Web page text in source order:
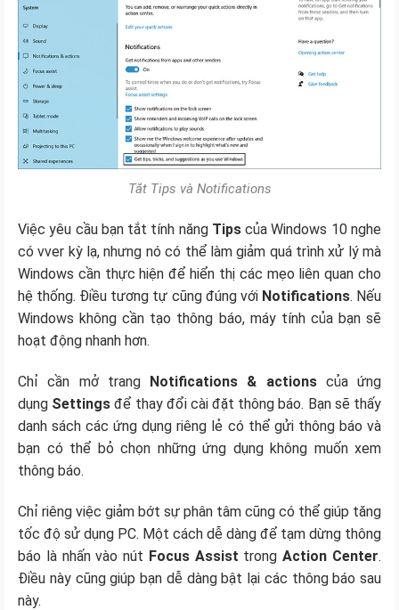
Tắt Tips và Notifications
Việc yêu cầu bạn tắt tính năng Tipscủa Windows 10 nghe
có vver kỳ lạ, nhưng nó có thể làm giảm quá trình xử lý mà
Windows cần thực hiện để hiển thị các mẹo liên quan cho
hệ thống. Điều tương tự cũng đúng với Notifications. Nếu
Windows không cần tạo thông báo, máy tính của bạn sẽ
hoạt động nhanh hơn.
Chỉ cần mở trang Notifications & actionscủa ứng
dụng Settings để thay đổi cài đặt thông báo. Bạn sẽ thấy
danh sách các ứng dụng riêng lẻ có thể gửi thông báo và
bạn có thể bỏ chọn những ứng dụng không muốn xem
thông báo.
Chỉ riêng việc giảm bớt sự phân tâm cũng có thể giúp tăng
tốc độ sử dụng PC. Một cách dễ dàng để tạm dừng thông
báo là nhấn vào nút Focus Assist trongAction Center.
Điều này cũng giúp bạn dễ dàng bật lại các thông báo sau
này.